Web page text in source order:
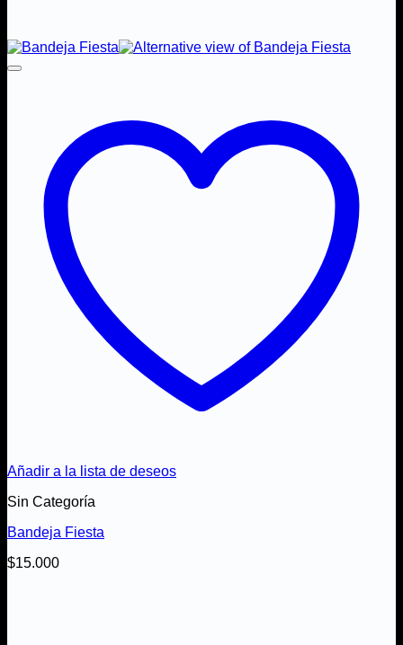
Añadir a la lista de deseos
Sin Categoría
Bandeja Fiesta
$15.000